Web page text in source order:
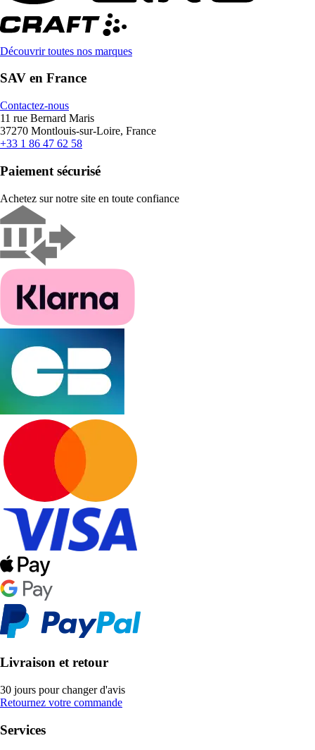
Découvrir toutes nos marques
SAV en France
Contactez-nous
11 rue Bernard Maris
37270 Montlouis-sur-Loire, France
+33 1 86 47 62 58
Paiement sécurisé
Achetez sur notre site en toute confiance
Livraison et retour
30 jours pour changer d'avis
Retournez votre commande
Services